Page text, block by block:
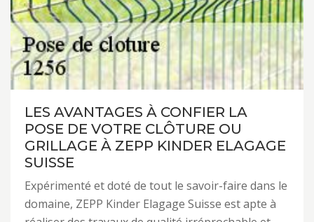
LES AVANTAGES À CONFIER LA
POSE DE VOTRE CLÔTURE OU
GRILLAGE À ZEPP KINDER ELAGAGE
SUISSE
Expérimenté et doté de tout le savoir-faire dans le
domaine, ZEPP Kinder Elagage Suisse est apte à